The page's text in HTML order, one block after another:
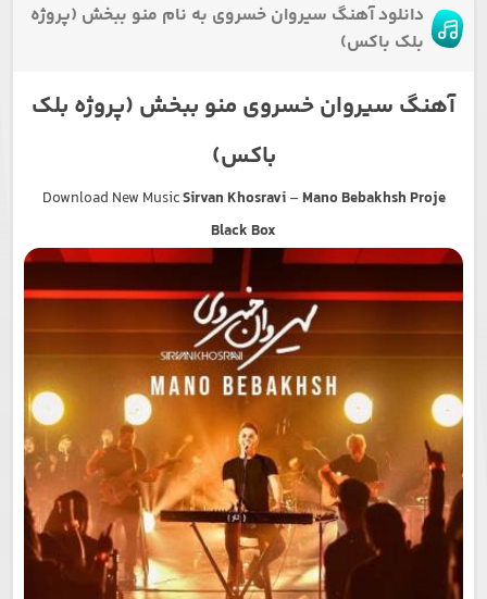
دانلود آهنگ سیروان خسروی به نام منو ببخش (پروژه
بلک باکس)
آهنگ سیروان خسروی منو ببخش (پروژه بلک
باکس)
Download New MusicSirvan Khosravi– Mano Bebakhsh Proje
Black Box